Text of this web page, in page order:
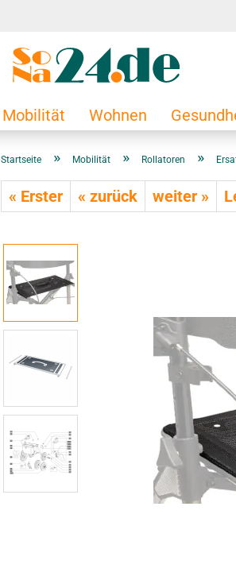
Mobilität Wohnen
Startseite » Mobilität » Rollatoren »
« Erster « zurück weiter »